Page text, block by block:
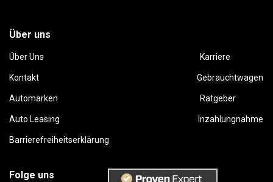
Über uns
Über Uns Karriere
Kontakt Gebrauchtwagen
Automarken Ratgeber
Auto Leasing Inzahlungnahme
Barrierefreiheitserklärung
Folge uns